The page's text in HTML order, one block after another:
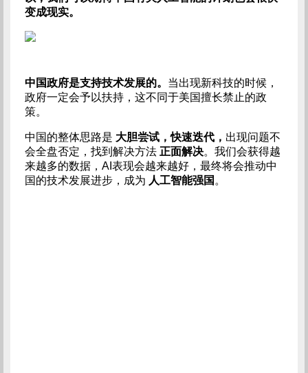
变成现实。
中国政府是支持技术发展的。 当出现新科技的时候，
政府一定会予以扶持，这不同于美国擅长禁止的政
策。
中国的整体思路是 大胆尝试，快速迭代， 出现问题不
会全盘否定，找到解决方法 正面解决。我们会获得越
来越多的数据，AI表现会越来越好，最终将会推动中
国的技术发展进步，成为 人工智能强国 。